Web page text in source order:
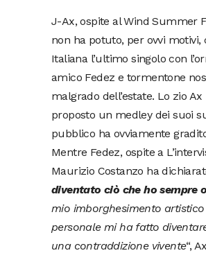
J-Ax, ospite al Wind Summer
non ha potuto, per ovvi motivi,
Italiana l’ultimo singolo con
amico Fedez e tormentone
malgrado dell’estate. Lo zio Ax
proposto un medley dei suoi
pubblico ha ovviamente
Mentre Fedez, ospite a
Maurizio Costanzo ha
diventato ciò che ho sempre
mio imborghesimento artistico
personale mi ha fatto
una contraddizione vivente“,